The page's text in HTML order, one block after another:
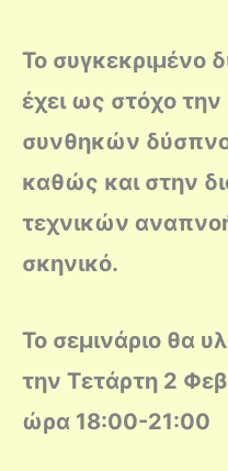
Το συγκεκριμένο
έχει ως στόχο
συνθηκών
καθώς και στην
τεχνικών
σκηνικό.
Το σεμινάριο θα
την Τετάρτη 2
ώρα 18:00-21:00